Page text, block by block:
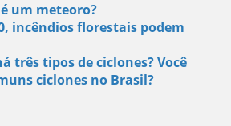
um meteoro?
incêndios florestais podem
três tipos de ciclones? Você
ciclones no Brasil?